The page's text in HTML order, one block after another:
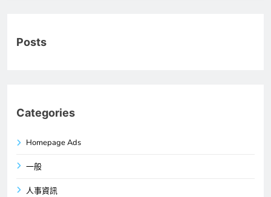
Posts
Categories
Homepage Ads
一般
人事資訊